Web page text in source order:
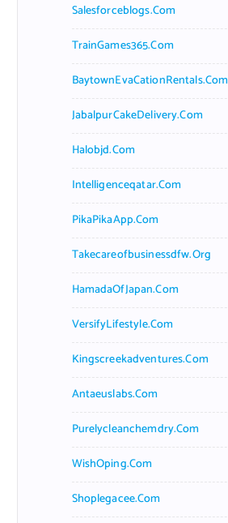
Salesforceblogs.com
TrainGames365.com
BaytownEvaCationRentals.com
JabalpurCakeDelivery.com
Halobjd.com
Intelligenceqatar.com
PikaPikaApp.com
Takecareofbusinessdfw.org
HamadaOfJapan.com
VersifyLifestyle.com
Kingscreekadventures.com
Antaeuslabs.com
Purelycleanchemdry.com
WishOping.com
Shoplegacee.com